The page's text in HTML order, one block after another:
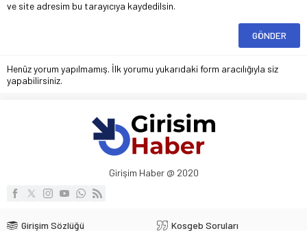
ve site adresim bu tarayıcıya kaydedilsin.
Henüz yorum yapılmamış. İlk yorumu yukarıdaki form aracılığıyla siz
yapabilirsiniz.
Girişim Haber @ 2020
Girişim Sözlüğü Kosgeb Soruları